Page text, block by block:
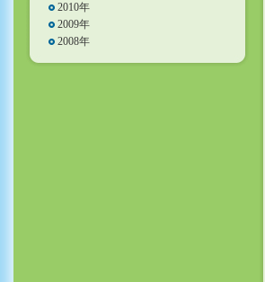
2010年
2009年
2008年